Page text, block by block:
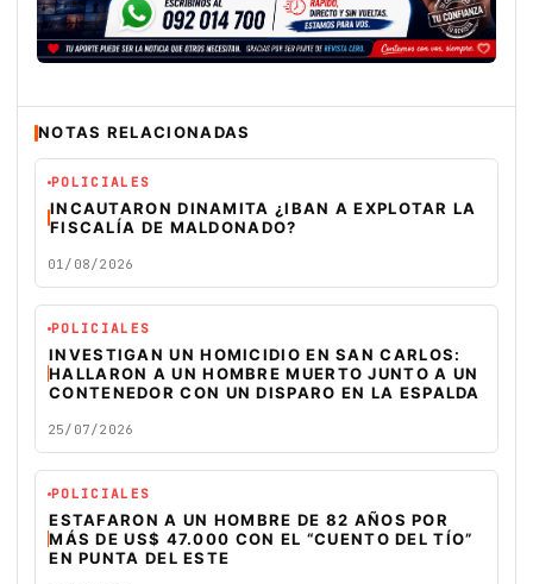
NOTAS RELACIONADAS
POLICIALES
INCAUTARON DINAMITA ¿IBAN A EXPLOTAR LA
FISCALÍA DE MALDONADO?
01/08/2026
POLICIALES
INVESTIGAN UN HOMICIDIO EN SAN CARLOS:
HALLARON A UN HOMBRE MUERTO JUNTO A UN
CONTENEDOR CON UN DISPARO EN LA ESPALDA
25/07/2026
POLICIALES
ESTAFARON A UN HOMBRE DE 82 AÑOS POR
MÁS DE US$ 47.000 CON EL “CUENTO DEL TÍO”
EN PUNTA DEL ESTE